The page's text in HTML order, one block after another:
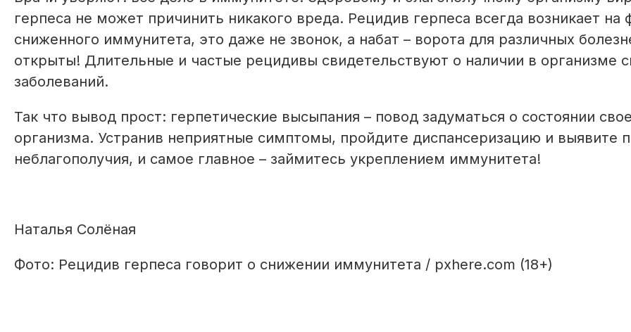
герпеса не может причинить никакого вреда. Рецидив герпеса всегда возникает на
сниженного иммунитета, это даже не звонок, а набат – ворота для различных
открыты! Длительные и частые рецидивы свидетельствуют о наличии в организме
заболеваний.
Так что вывод прост: герпетические высыпания – повод задуматься о состоянии
организма. Устранив неприятные симптомы, пройдите диспансеризацию и вы­явите
неблагополучия, и самое главное – займитесь укреплением иммунитета!
Наталья Солёная
Фото: Рецидив герпеса говорит о снижении иммунитета / pxhere.com (18+)